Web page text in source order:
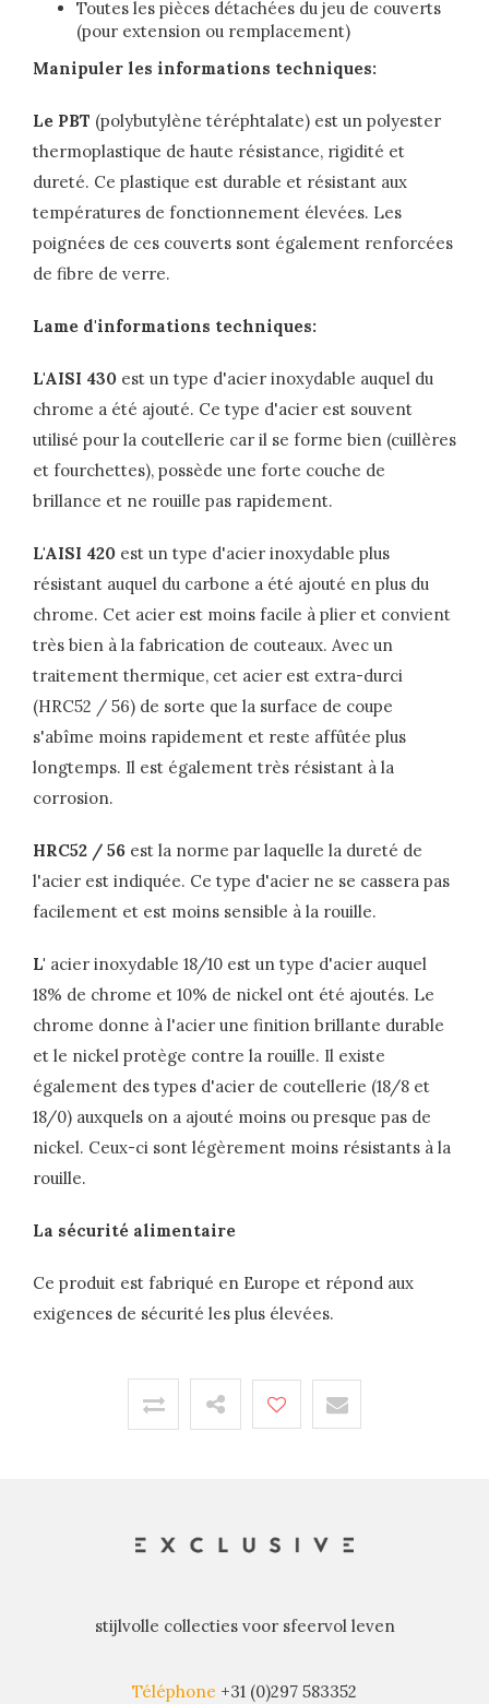
Toutes les pièces détachées du jeu de couverts
(pour extension ou remplacement)
Manipuler les informations techniques:
Le PBT (polybutylène téréphtalate) est un polyester
thermoplastique de haute résistance, rigidité et
dureté. Ce plastique est durable et résistant aux
températures de fonctionnement élevées. Les
poignées de ces couverts sont également renforcées
de fibre de verre.
Lame d'informations techniques:
L'AISI 430 est un type d'acier inoxydable auquel du
chrome a été ajouté. Ce type d'acier est souvent
utilisé pour la coutellerie car il se forme bien (cuillères
et fourchettes), possède une forte couche de
brillance et ne rouille pas rapidement.
L'AISI 420 est un type d'acier inoxydable plus
résistant auquel du carbone a été ajouté en plus du
chrome. Cet acier est moins facile à plier et convient
très bien à la fabrication de couteaux. Avec un
traitement thermique, cet acier est extra-durci
(HRC52 / 56) de sorte que la surface de coupe
s'abîme moins rapidement et reste affûtée plus
longtemps. Il est également très résistant à la
corrosion.
HRC52 / 56 est la norme par laquelle la dureté de
l'acier est indiquée. Ce type d'acier ne se cassera pas
facilement et est moins sensible à la rouille.
L' acier inoxydable 18/10 est un type d'acier auquel
18% de chrome et 10% de nickel ont été ajoutés. Le
chrome donne à l'acier une finition brillante durable
et le nickel protège contre la rouille. Il existe
également des types d'acier de coutellerie (18/8 et
18/0) auxquels on a ajouté moins ou presque pas de
nickel. Ceux-ci sont légèrement moins résistants à la
rouille.
La sécurité alimentaire
Ce produit est fabriqué en Europe et répond aux
exigences de sécurité les plus élevées.
stijlvolle collecties voor sfeervol leven
Téléphone +31 (0)297 583352